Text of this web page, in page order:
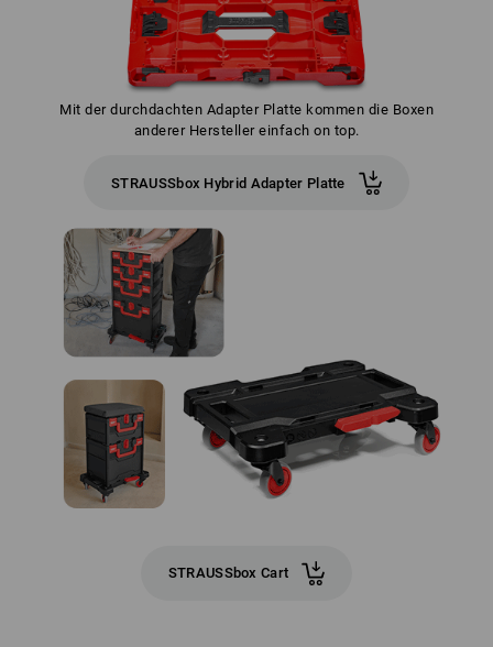
Mit der durchdachten Adapter Platte kommen die Boxen
anderer Hersteller einfach on top.
STRAUSSbox Hybrid Adapter Platte
STRAUSSbox Cart